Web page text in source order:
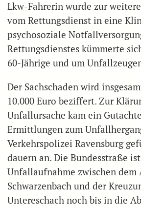
Lkw-Fahrerin wurde zur
vom Rettungsdienst in eine
psychosoziale
Rettungsdienstes kümmerte
60-Jährige und um
Der Sachschaden wird
10.000 Euro beziffert. Zur
Unfallursache kam ein
Ermittlungen zum
Verkehrspolizei Ravensburg
dauern an. Die Bundesstraße
Unfallaufnahme zwischen dem
Schwarzenbach und der
Untereschach noch bis in die